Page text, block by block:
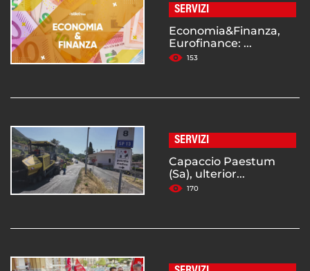
SERVIZI
Economia&Finanza,
Eurofinance: ...
153
SERVIZI
Capaccio Paestum
(Sa), ulterior...
170